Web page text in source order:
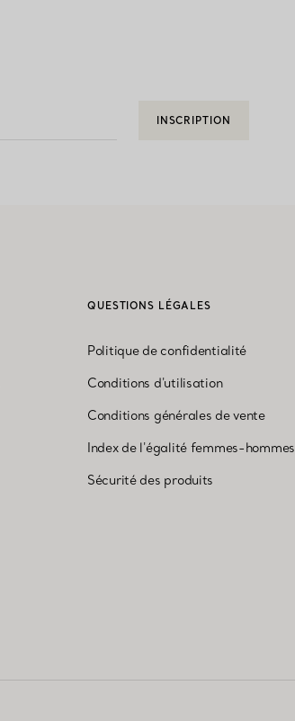
INSCRIPTION
QUESTIONS LÉGALES
Politique de confidentialité
Conditions d'utilisation
Conditions générales de vente
Index de l'égalité femmes-hommes
Sécurité des produits